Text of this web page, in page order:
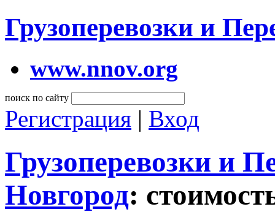
Грузоперевозки и
www.nnov.org
поиск по сайту
Регистрация | Вход
Грузоперевозки и
Новгород: